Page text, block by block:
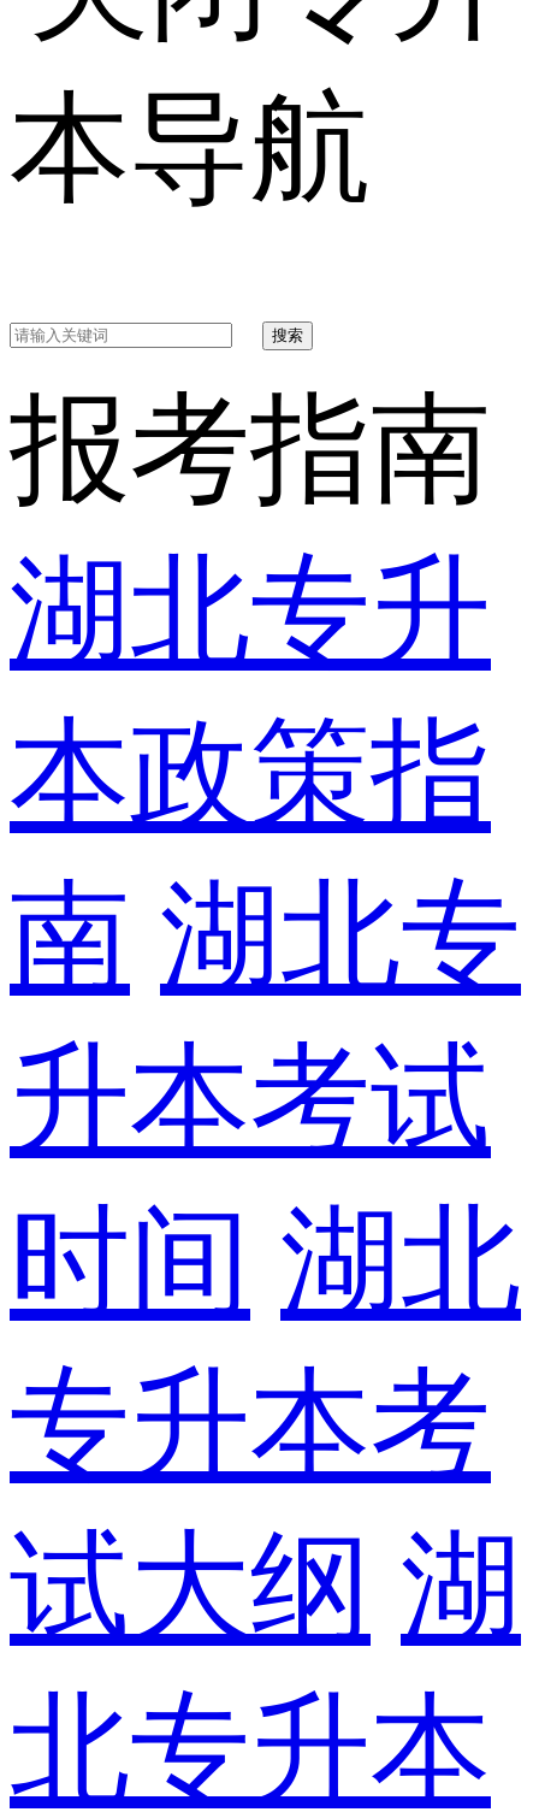
本导航
搜索
报考指南
湖北专升
本政策指
南 湖北专
升本考试
时间 湖北
专升本考
试大纲 湖
北专升本